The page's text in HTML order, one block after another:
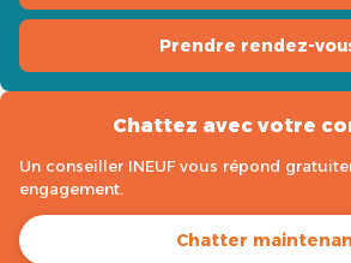
Prendre rendez-
Chattez avec votre
Un conseiller INEUF vous répond
engagement.
Chatter